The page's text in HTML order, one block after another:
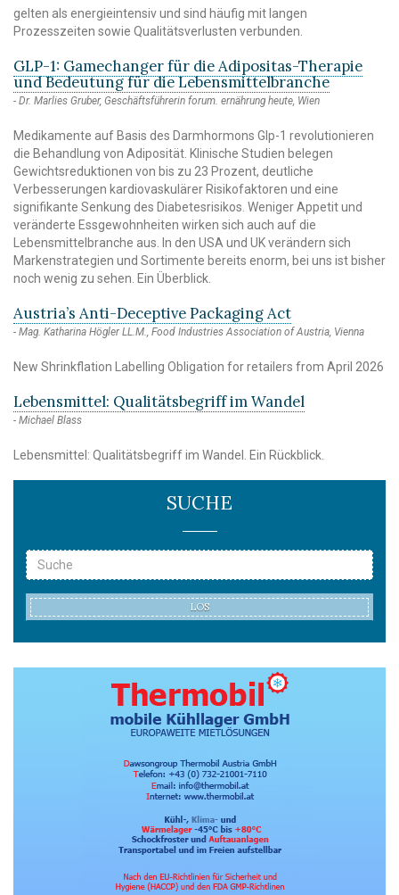
gelten als energieintensiv und sind häufig mit langen
Prozesszeiten sowie Qualitätsverlusten verbunden.
GLP-1: Gamechanger für die Adipositas-Therapie
und Bedeutung für die Lebensmittelbranche
Dr. Marlies Gruber, Geschäftsführerin forum. ernährung heute, Wien
Medikamente auf Basis des Darmhormons Glp-1 revolutionieren
die Behandlung von Adiposität. Klinische Studien belegen
Gewichtsreduktionen von bis zu 23 Prozent, deutliche
Verbesserungen kardiovaskulärer Risikofaktoren und eine
signifikante Senkung des Diabetesrisikos. Weniger Appetit und
veränderte Essgewohnheiten wirken sich auch auf die
Lebensmittelbranche aus. In den USA und UK verändern sich
Markenstrategien und Sortimente bereits enorm, bei uns ist bisher
noch wenig zu sehen. Ein Überblick.
Austria’s Anti-Deceptive Packaging Act
Mag. Katharina Högler LL.M., Food Industries Association of Austria, Vienna
New Shrinkflation Labelling Obligation for retailers from April 2026
Lebensmittel: Qualitätsbegriff im Wandel
Michael Blass
Lebensmittel: Qualitätsbegriff im Wandel. Ein Rückblick.
SUCHE
LOS